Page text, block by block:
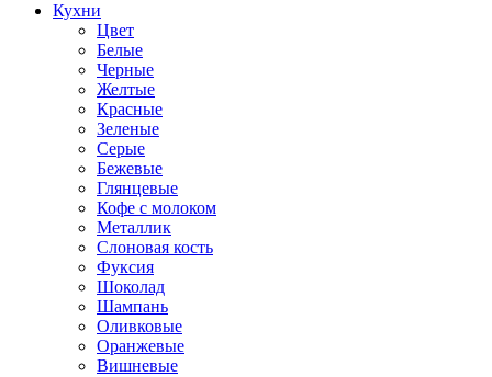
Кухни
Цвет
Белые
Черные
Желтые
Красные
Зеленые
Серые
Бежевые
Глянцевые
Кофе с молоком
Металлик
Слоновая кость
Фуксия
Шоколад
Шампань
Оливковые
Оранжевые
Вишневые